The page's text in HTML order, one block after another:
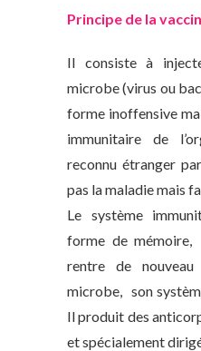
Principe de la
Il consiste à
microbe (virus ou
forme inoffensive
immunitaire de
reconnu étranger
pas la maladie mais
Le système
forme de mémoire,
rentre de
microbe, son
Il produit des
etspécialement